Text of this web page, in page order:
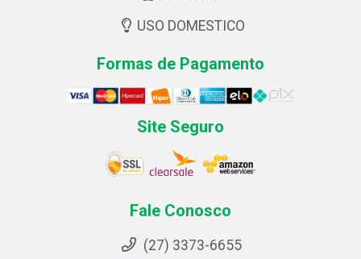
USO DOMESTICO
Formas de Pagamento
Site Seguro
Fale Conosco
(27) 3373-6655